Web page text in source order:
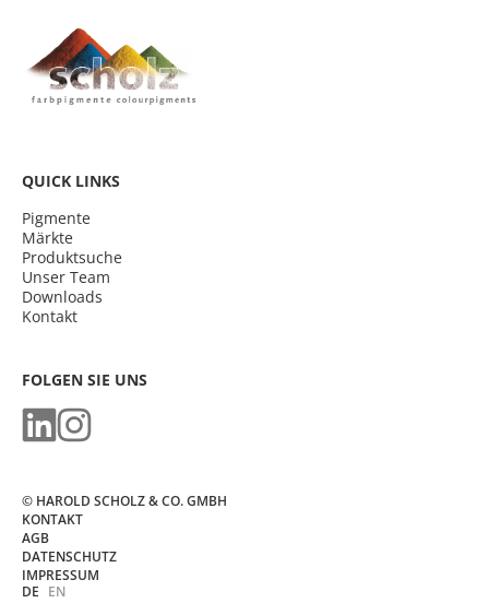
QUICK LINKS
Pigmente
Märkte
Produktsuche
Unser Team
Downloads
Kontakt
FOLGEN SIE UNS
© HAROLD SCHOLZ & CO. GMBH
KONTAKT
AGB
DATENSCHUTZ
IMPRESSUM
DE EN